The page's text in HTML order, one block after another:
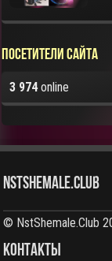
Посетители сайта
3 974online
NstShemale.Club
© NstShemale.Club
КОНТАКТЫ